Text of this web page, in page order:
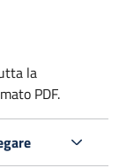
la
PDF.